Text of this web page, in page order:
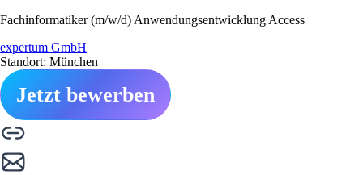
Fachinformatiker (m/w/d) Anwendungsentwicklung Access
expertum GmbH
Standort: München
Jetzt bewerben